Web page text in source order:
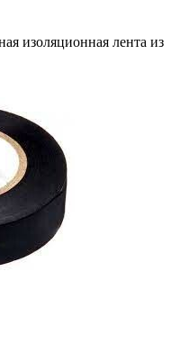
изоляционная лента из